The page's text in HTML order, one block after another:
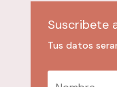
Suscribete
Tus datos